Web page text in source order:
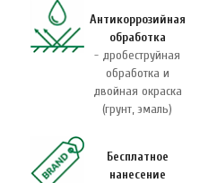
Антикоррозийная
обработка
- дробеструйная
обработка и
двойная окраска
(грунт, эмаль)
Бесплатное
нанесение